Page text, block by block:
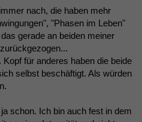
nach, die haben mehr
"Phasen im Leben"
gerade an beiden meiner
für anderes haben die beide
selbst beschäftigt. Als würden
schon. Ich bin auch fest in dem